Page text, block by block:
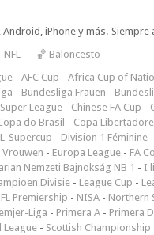
iPhone y más. Siempre
NFL — 🏀 Baloncesto
- AFC Cup - Africa Cup of
- Bundesliga Frauen -
League - Chinese FA Cup -
do Brasil - Copa
Supercup - Division 1 Féminine -
Vrouwen - Europa League - FA
Nemzeti Bajnokság NB 1 - I
Divisie - League Cup -
Premiership - NISA - Northern
Liga - Primera A - Primera
League - Scottish Championship